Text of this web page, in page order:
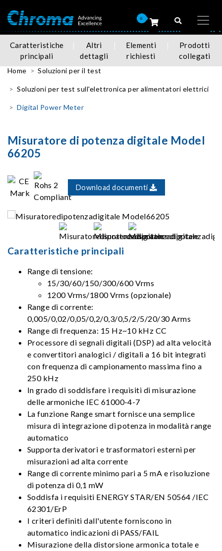
0
Caratteristiche
principali
Altri
dettagli
Elementi
richiesti
Prodotti
collegati
Home Soluzioni per il test
Soluzioni per test sull'elettronica per alimentatori elettrici
Digital Power Meter
Misuratore di potenza digitale Model
66205
Download documenti
Caratteristiche principali
Range di tensione:
15/30/60/150/300/600 Vrms
1200 Vrms/1800 Vrms (opzionale)
Range di corrente:
0,005/0,02/0,05/0,2/0,3/0,5/2/5/20/30 Arms
Range di frequenza: 15 Hz~10 kHz CC
Processore di segnali digitali (DSP) ad alta velocità
e convertitori analogici / digitali a 16 bit integrati
con frequenza di campionamento massima fino a
250 kHz
In grado di soddisfare i requisiti di misurazione
delle armoniche IEC 61000-4-7
La funzione Range smart fornisce una semplice
misura di integrazione di potenza in modalità range
automatico
Supporta derivatori e trasformatori esterni per
misurazioni ad alta corrente
Range di corrente minimo pari a 5 mA e risoluzione
di potenza di 0,1 mW
Soddisfa i requisiti ENERGY STAR/EN 50564 /IEC
62301/ErP
I criteri definiti dall'utente forniscono in
automatico indicazioni di PASS/FAIL
Misurazione della distorsione armonica totale e